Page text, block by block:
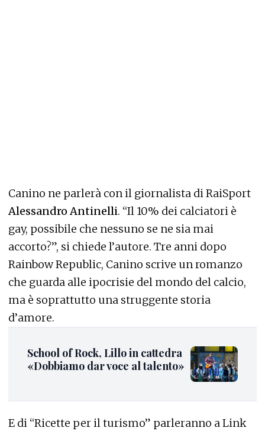
Canino ne parlerà con il giornalista di RaiSport
Alessandro Antinelli. “Il 10% dei calciatori è
gay, possibile che nessuno se ne sia mai
accorto?”, si chiede l’autore. Tre anni dopo
Rainbow Republic, Canino scrive un romanzo
che guarda alle ipocrisie del mondo del calcio,
ma è soprattutto una struggente storia
d’amore.
School of Rock, Lillo in cattedra
«Dobbiamo dar voce al talento»
E di “Ricette per il turismo” parleranno a Link